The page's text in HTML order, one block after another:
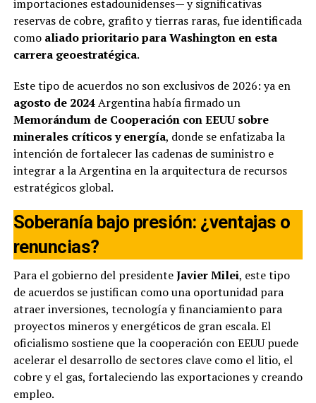
importaciones estadounidenses— y significativas
reservas de cobre, grafito y tierras raras, fue identificada
como aliado prioritario para Washington en esta
carrera geoestratégica.
Este tipo de acuerdos no son exclusivos de 2026: ya en
agosto de 2024Argentina había firmado un
Memorándum de Cooperación con EEUU sobre
minerales críticos y energía, donde se enfatizaba la
intención de fortalecer las cadenas de suministro e
integrar a la Argentina en la arquitectura de recursos
estratégicos global.
Soberanía bajo presión: ¿ventajas o
renuncias?
Para el gobierno del presidenteJavier Milei, este tipo
de acuerdos se justifican como una oportunidad para
atraer inversiones, tecnología y financiamiento para
proyectos mineros y energéticos de gran escala. El
oficialismo sostiene que la cooperación con EEUU puede
acelerar el desarrollo de sectores clave como el litio, el
cobre y el gas, fortaleciendo las exportaciones y creando
empleo.